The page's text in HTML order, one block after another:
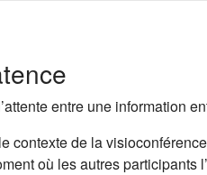
entre une information
contexte de la
où les autres